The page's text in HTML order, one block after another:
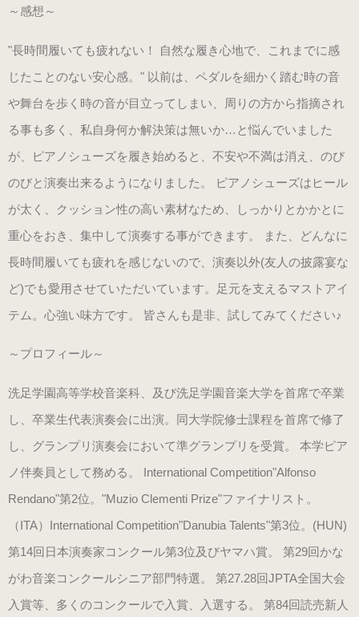
3WAY (ゴールド・本革)
数量限定商品（22.0～25.0cm）
ブラック・本革
数量限定商品（22.0～25.0cm）
シルバー
数量限定商品（22.0～25.0cm）
コンサート用（ヒール高6cm）
ブラック・エナメル
（22.0～25.5cm）
プラチナゴールド 数量限定モデル
～感想～
"長時間履いても疲れない！ 自然な履き心地で、これまでに感
じたことのない安心感。" 以前は、ペダルを細かく踏む時の音
や舞台を歩く時の音が目立ってしまい、周りの方から指摘され
る事も多く、私自身何か解決策は無いか…と悩んでいました
が、ピアノシューズを履き始めると、不安や不満は消え、のび
のびと演奏出来るようになりました。 ピアノシューズはヒール
が太く、クッション性の高い素材なため、しっかりとかかとに
重心をおき、集中して演奏する事ができます。 また、どんなに
長時間履いても疲れを感じないので、演奏以外(友人の披露宴な
ど)でも愛用させていただいています。足元を支えるマストアイ
テム。心強い味方です。 皆さんも是非、試してみてください♪
～プロフィール～
洗足学園高等学校音楽科、及び洗足学園音楽大学を首席で卒業
し、卒業生代表演奏会に出演。同大学院修士課程を首席で修了
し、グランプリ演奏会において準グランプリを受賞。 本学ピア
ノ伴奏員として務める。 International Competition"Alfonso
Rendano"第2位。"Muzio Clementi Prize"ファイナリスト。
（ITA）International Competition"Danubia Talents"第3位。(HUN)
第14回日本演奏家コンクール第3位及びヤマハ賞。 第29回かな
がわ音楽コンクールシニア部門特選。 第27.28回JPTA全国大会
入賞等、多くのコンクールで入賞、入選する。 第84回読売新人